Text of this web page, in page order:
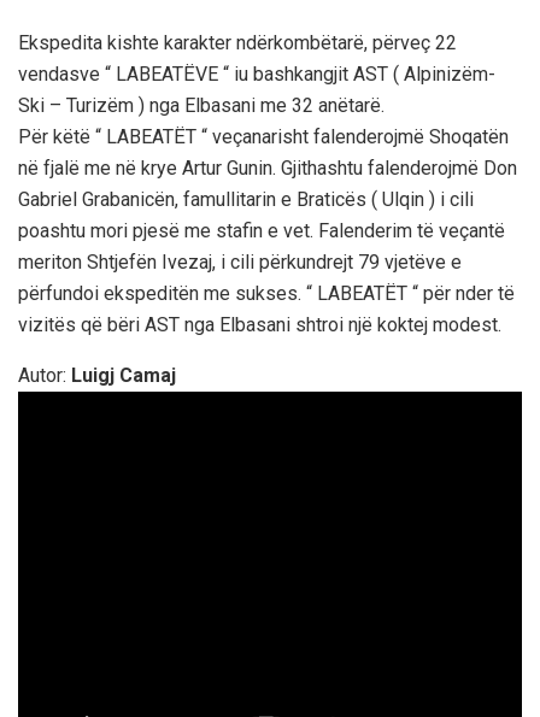
Ekspedita kishte karakter ndërkombëtarë, përveç 22
vendasve “ LABEATËVE “ iu bashkangjit AST ( Alpinizëm-
Ski – Turizëm ) nga Elbasani me 32 anëtarë.
Për këtë “ LABEATËT “ veçanarisht falenderojmë Shoqatën
në fjalë me në krye Artur Gunin. Gjithashtu falenderojmë Don
Gabriel Grabanicën, famullitarin e Braticës ( Ulqin ) i cili
poashtu mori pjesë me stafin e vet. Falenderim të veçantë
meriton Shtjefën Ivezaj, i cili përkundrejt 79 vjetëve e
përfundoi ekspeditën me sukses. “ LABEATËT “ për nder të
vizitës që bëri AST nga Elbasani shtroi një koktej modest.
Autor: Luigj Camaj